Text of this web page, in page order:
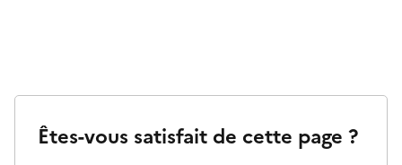
Êtes-vous satisfait de cette page ?